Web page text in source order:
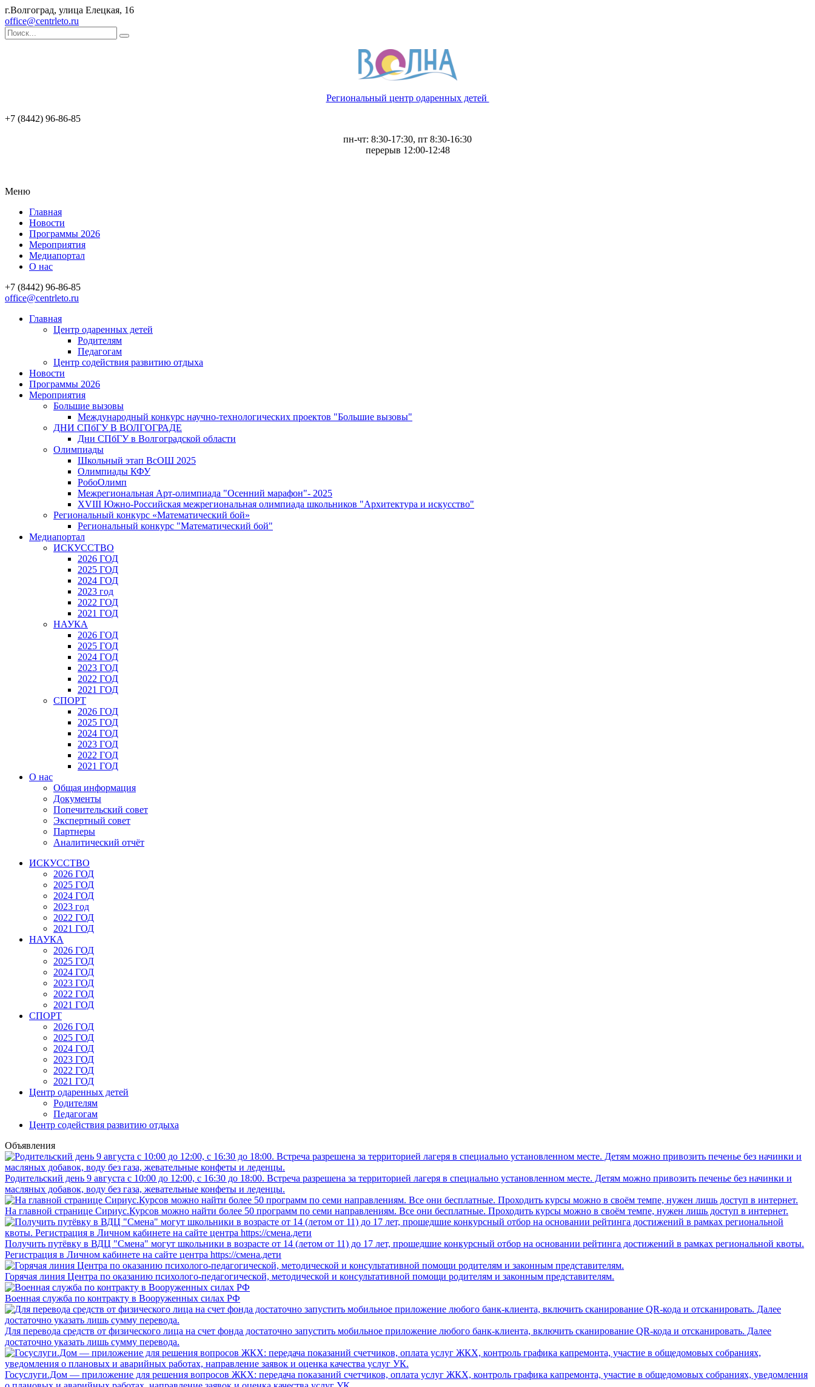
г.Волгоград, улица Елецкая, 16
office@centrleto.ru
Региональный центр одаренных детей
+7 (8442) 96-86-85
пн-чт: 8:30-17:30, пт 8:30-16:30
перерыв 12:00-12:48
Меню
Главная
Новости
Программы 2026
Мероприятия
Медиапортал
О нас
+7 (8442) 96-86-85
office@centrleto.ru
Главная
Центр одаренных детей
Родителям
Педагогам
Центр содействия развитию отдыха
Новости
Программы 2026
Мероприятия
Большие вызовы
Международный конкурс научно-технологических проектов "Большие вызовы"
ДНИ СПбГУ В ВОЛГОГРАДЕ
Дни СПбГУ в Волгоградской области
Олимпиады
Школьный этап ВсОШ 2025
Олимпиады КФУ
РобоОлимп
Межрегиональная Арт-олимпиада "Осенний марафон"- 2025
XVIII Южно-Российская межрегиональная олимпиада школьников "Архитектура и искусство"
Региональный конкурс «Математический бой»
Региональный конкурс "Математический бой"
Медиапортал
ИСКУССТВО
2026 ГОД
2025 ГОД
2024 ГОД
2023 год
2022 ГОД
2021 ГОД
НАУКА
2026 ГОД
2025 ГОД
2024 ГОД
2023 ГОД
2022 ГОД
2021 ГОД
СПОРТ
2026 ГОД
2025 ГОД
2024 ГОД
2023 ГОД
2022 ГОД
2021 ГОД
О нас
Общая информация
Документы
Попечительский совет
Экспертный совет
Партнеры
Аналитический отчёт
ИСКУССТВО
2026 ГОД
2025 ГОД
2024 ГОД
2023 год
2022 ГОД
2021 ГОД
НАУКА
2026 ГОД
2025 ГОД
2024 ГОД
2023 ГОД
2022 ГОД
2021 ГОД
СПОРТ
2026 ГОД
2025 ГОД
2024 ГОД
2023 ГОД
2022 ГОД
2021 ГОД
Центр одаренных детей
Родителям
Педагогам
Центр содействия развитию отдыха
Объявления
Родительский день 9 августа с 10:00 до 12:00, с 16:30 до 18:00. Встреча разрешена за территорией лагеря в специально установленном месте. Детям можно привозить печенье без начинки и
масляных добавок, воду без газа, жевательные конфеты и леденцы.
На главной странице Сириус.Курсов можно найти более 50 программ по семи направлениям. Все они бесплатные. Проходить курсы можно в своём темпе, нужен лишь доступ в интернет.
Получить путёвку в ВДЦ "Смена" могут школьники в возрасте от 14 (летом от 11) до 17 лет, прошедшие конкурсный отбор на основании рейтинга достижений в рамках региональной квоты.
Регистрация в Личном кабинете на сайте центра https://смена.дети
Горячая линия Центра по оказанию психолого-педагогической, методической и консультативной помощи родителям и законным представителям.
Военная служба по контракту в Вооруженных силах РФ
Для перевода средств от физического лица на счет фонда достаточно запустить мобильное приложение любого банк-клиента, включить сканирование QR-кода и отсканировать. Далее
достаточно указать лишь сумму перевода.
Госуслуги.Дом — приложение для решения вопросов ЖКХ: передача показаний счетчиков, оплата услуг ЖКХ, контроль графика капремонта, участие в общедомовых собраниях, уведомления